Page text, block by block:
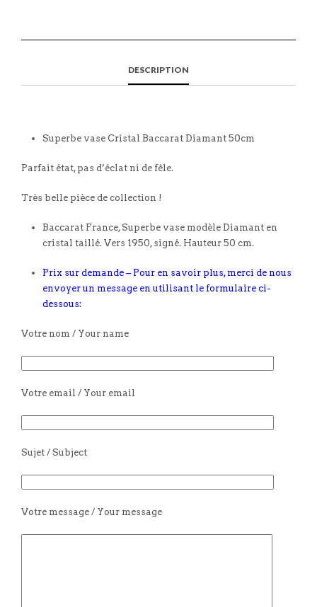
DESCRIPTION
Superbe vase Cristal Baccarat Diamant 50cm
Parfait état, pas d’éclat ni de fêle.
Très belle pièce de collection !
Baccarat France, Superbe vase modèle Diamant en
cristal taillé. Vers 1950, signé. Hauteur 50 cm.
Prix sur demande – Pour en savoir plus, merci de nous
envoyer un message en utilisant le formulaire ci-
dessous:
Votre nom / Your name
Votre email / Your email
Sujet / Subject
Votre message / Your message